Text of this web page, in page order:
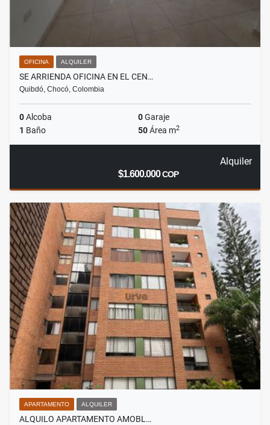
OFICINA ALQUILER
SE ARRIENDA OFICINA EN EL CEN…
Quibdó, Chocó, Colombia
0Alcoba 0Garaje
1 Baño 50Área m2
Alquiler
$1.600.000COP
APARTAMENTO ALQUILER
ALQUILO APARTAMENTO AMOBL…